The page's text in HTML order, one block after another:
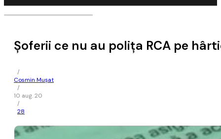
Şoferii ce nu au poliţa RCA pe
/
Cosmin Mușat
/
10 aug. 20
/
28